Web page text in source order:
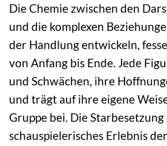
Die Chemie zwischen den
und die komplexen
der Handlung entwickeln,
von Anfang bis Ende. Jede
und Schwächen, ihre
und trägt auf ihre eigene
Gruppe bei. Die
schauspielerisches Erlebnis